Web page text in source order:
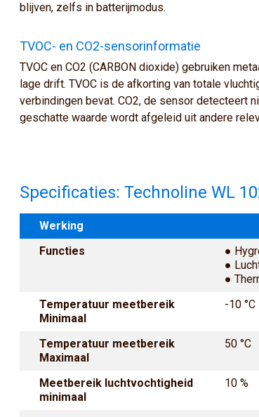
blijven, zelfs in batterijmodus.
TVOC- en CO2-sensorinformatie
TVOC en CO2 (CARBON dioxide) gebruiken
lage drift. TVOC is de afkorting van totale
verbindingen bevat. CO2, de sensor detecteert
geschatte waarde wordt afgeleid uit andere
Specificaties: Technoline WL
Werking
Functies
●
●
●
Temperatuur meetbereik
Minimaal
-10 °C
Temperatuur meetbereik
Maximaal
50 °C
Meetbereik luchtvochtigheid
minimaal
10 %